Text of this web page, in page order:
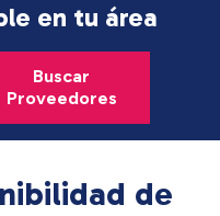
en tu área
Buscar
Proveedores
de